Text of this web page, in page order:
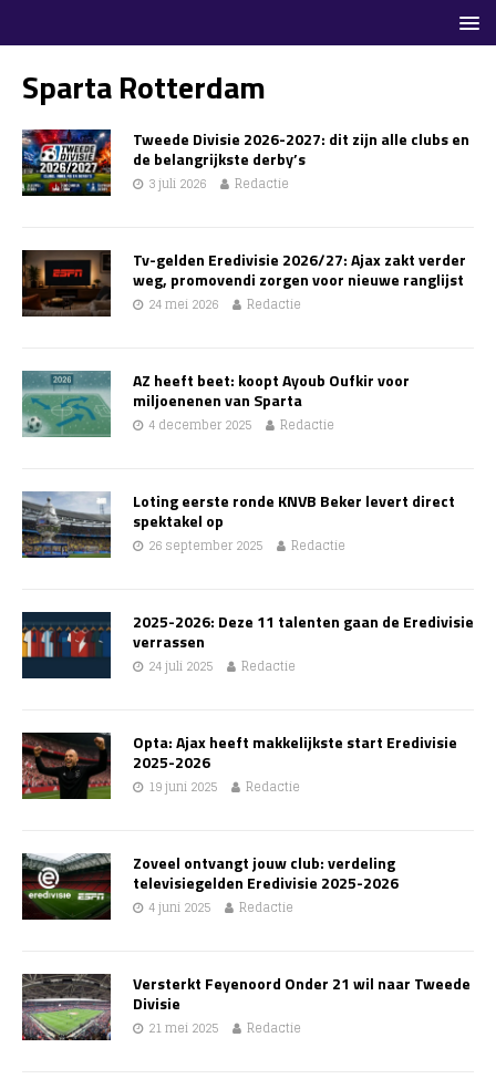
Sparta Rotterdam
Tweede Divisie 2026-2027: dit zijn alle clubs en
de belangrijkste derby’s
3 juli 2026 Redactie
Tv-gelden Eredivisie 2026/27: Ajax zakt verder
weg, promovendi zorgen voor nieuwe ranglijst
24 mei 2026 Redactie
AZ heeft beet: koopt Ayoub Oufkir voor
miljoenenen van Sparta
4 december 2025 Redactie
Loting eerste ronde KNVB Beker levert direct
spektakel op
26 september 2025 Redactie
2025-2026: Deze 11 talenten gaan de Eredivisie
verrassen
24 juli 2025 Redactie
Opta: Ajax heeft makkelijkste start Eredivisie
2025-2026
19 juni 2025 Redactie
Zoveel ontvangt jouw club: verdeling
televisiegelden Eredivisie 2025-2026
4 juni 2025 Redactie
Versterkt Feyenoord Onder 21 wil naar Tweede
Divisie
21 mei 2025 Redactie